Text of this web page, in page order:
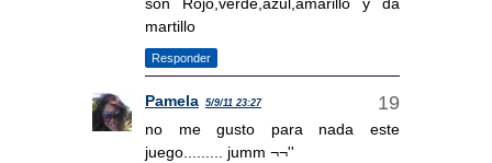
son Rojo,verde,azul,amarillo y da
martillo
Responder
Pamela 5/9/11 23:27
no me gusto para nada este
juego......... jumm ¬¬''